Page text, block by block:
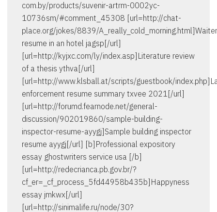
com.by/products/suvenir-artrm-0002yc-
10736sm/#comment_45308 [url=http://chat-
place.org/jokes/8839/A_really_cold_morning.html]Waiter
resume in an hotel jagsp[/url]
[url=http://kyjxc.com/ly/index.asp]Literature review
of a thesis ythva[/url]
[url=http://www.klsball.at/scripts/guestbook/
enforcement resume summary txvee 2021[/url]
[url=http://forumd.fearnode.net/general-
discussion/902019860/sample-building-
inspector-resume-ayygj]Sample building inspector
resume ayygj[/url] [b]Professional expository
essay ghostwriters service usa [/b]
[url=http://redecrianca.pb.gov.br/?
cf_er=_cf_process_5fd44958b435b]Happyness
essay jmkwx[/url]
[url=http://sinimalife.ru/node/30?